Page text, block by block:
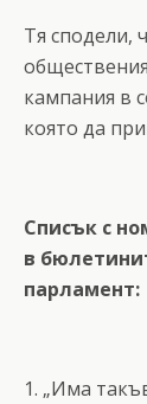
Тя сподели,
кампания в
която да
Списък с
в
парламент:
1. „Има